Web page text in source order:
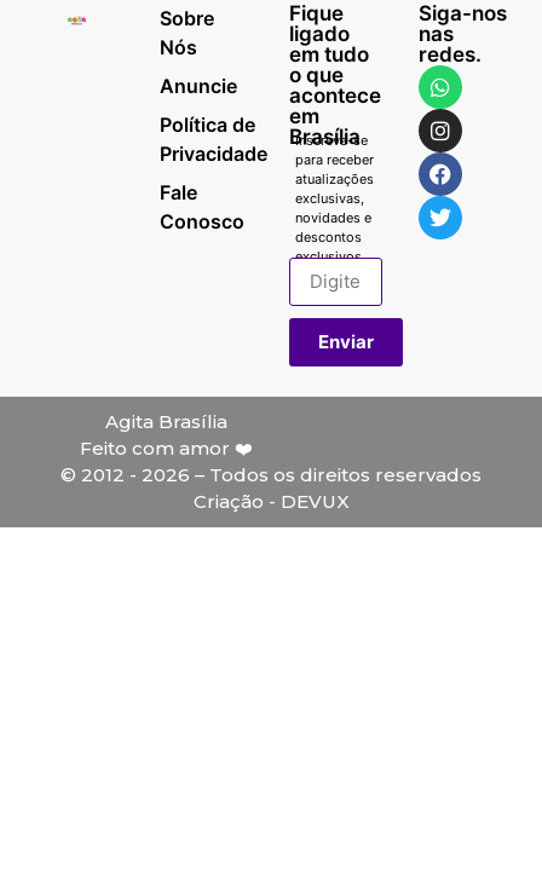
Sobre
Nós
Anuncie
Política de
Privacidade
Fale
Conosco
Fique
ligado
em tudo
o que
acontece
em
Brasília
Inscreva-se
para receber
atualizações
exclusivas,
novidades e
descontos
exclusivos.
Enviar
Siga-nos
nas
redes.
Agita Brasília
Feito com amor ❤️
© 2012 - 2026 – Todos os direitos reservados
Criação - DEVUX